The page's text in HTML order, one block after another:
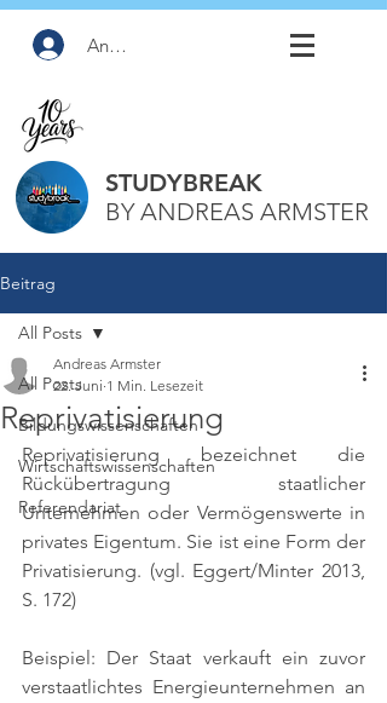
Anmelden
STUDYBREAK
BY ANDREAS ARMSTER
Beitrag
All Posts
Bildungswissenschaften
Wirtschaftswissenschaften
Referendariat
All Posts
Reprivatisierung
Andreas Armster
22. Juni 1 Min. Lesezeit
Reprivatisierung bezeichnet die
Rückübertragung staatlicher
Unternehmen oder Vermögenswerte in
privates Eigentum. Sie ist eine Form der
Privatisierung. (vgl. Eggert/Minter 2013,
S. 172)
Beispiel: Der Staat verkauft ein zuvor
verstaatlichtes Energieunternehmen an